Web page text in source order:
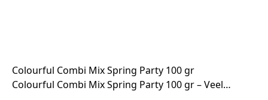
Colourful Combi Mix Spring Party 100 gr
Colourful Combi Mix Spring Party 100 gr – Veel…